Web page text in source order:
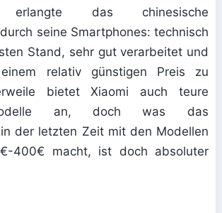
erlangte das chinesische
seine Smartphones: technisch
Stand, sehr gut verarbeitet und
relativ günstigen Preis zu
bietet Xiaomi auch teure
Modelle an, doch was das
der letzten Zeit mit den Modellen
400€ macht, ist doch absoluter